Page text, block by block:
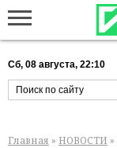
Сб, 08 августа, 22:10
Главная » НОВОСТИ »